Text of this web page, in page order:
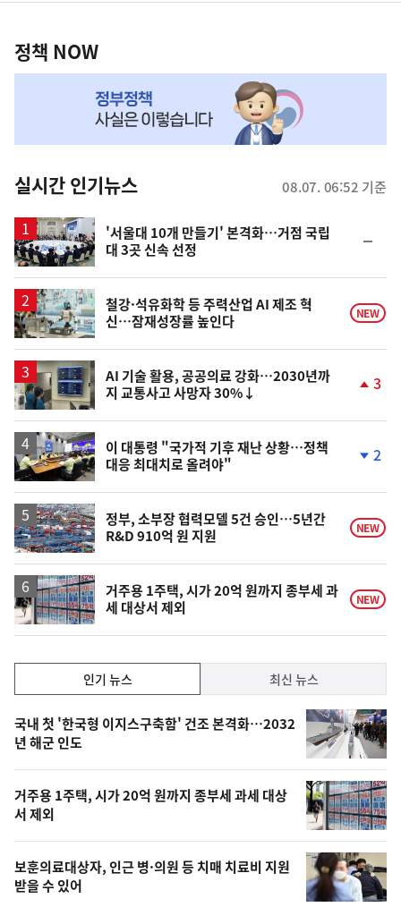
책
NOW,
뉴
스
정책 NOW
실시간 인기뉴스 08.07. 06:52 기준
'서울대 10개 만들기' 본격화…거점 국립
대 3곳 신속 선정
일
철강·석유화학 등 주력산업 AI 제조 혁
신…잠재성장률 높인다
NEW
AI 기술 활용, 공공의료 강화…2030년까
지 교통사고 사망자 30%↓
상
3
이 대통령 "국가적 기후 재난 상황…정책
대응 최대치로 올려야"
하
락
2
정부, 소부장 협력모델 5건 승인…5년간
R&D 910억 원 지원
NEW
거주용 1주택, 시가 20억 원까지 종부세 과
세 대상서 제외
NEW
기,
최
신,
오
늘
의
영
상
인기 뉴스 최신 뉴스
인
기
뉴
스
국내 첫 '한국형 이지스구축함' 건조 본격화…2032
년 해군 인도
거주용 1주택, 시가 20억 원까지 종부세 과세 대상
서 제외
보훈의료대상자, 인근 병·의원 등 치매 치료비 지원
받을 수 있어